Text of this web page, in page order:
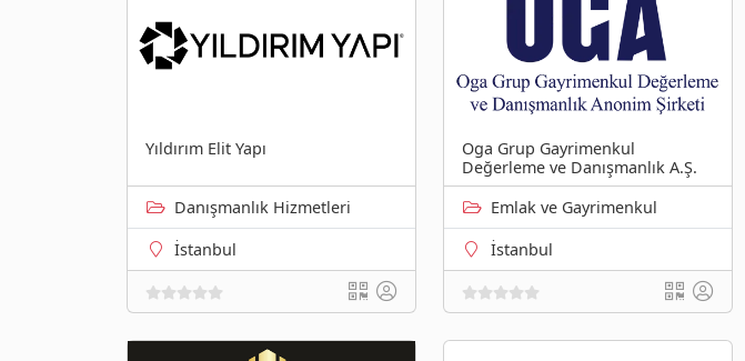
Yıldırım Elit Yapı
Danışmanlık Hizmetleri
İstanbul
Oga Grup Gayrimenkul
Değerleme ve Danışmanlık A.Ş.
Emlak ve Gayrimenkul
İstanbul